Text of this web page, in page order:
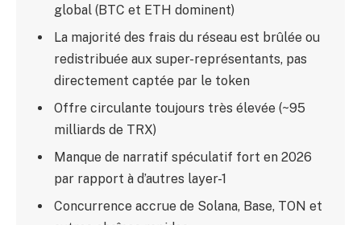
global (BTC et ETH dominent)
La majorité des frais du réseau est brûlée ou
redistribuée aux super-représentants, pas
directement captée par le token
Offre circulante toujours très élevée (~95
milliards de TRX)
Manque de narratif spéculatif fort en 2026
par rapport à d’autres layer-1
Concurrence accrue de Solana, Base, TON et